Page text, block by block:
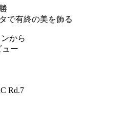
で有終の美を飾る
から
ュー
Rd.7